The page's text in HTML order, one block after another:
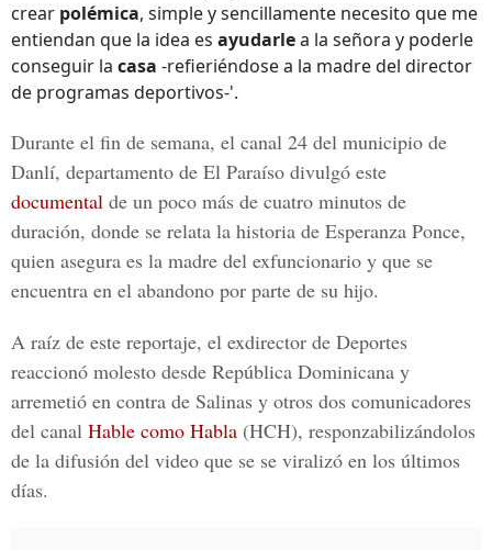
crear polémica, simple y sencillamente necesito que me
entiendan que la idea es ayudarlea la señora y poderle
conseguir la casa -refieriéndose a la madre del director
de programas deportivos-'.
Durante el fin de semana, el canal 24 del municipio de
Danlí, departamento de El Paraíso divulgó este
documental de un poco más de cuatro minutos de
duración, donde se relata la historia de Esperanza Ponce,
quien asegura es la madre del exfuncionario y que se
encuentra en el abandono por parte de su hijo.
A raíz de este reportaje, el exdirector de Deportes
reaccionó molesto desde República Dominicana y
arremetió en contra de Salinas y otros dos comunicadores
del canal Hable como Habla (HCH), responzabilizándolos
de la difusión del video que se se viralizó en los últimos
días.